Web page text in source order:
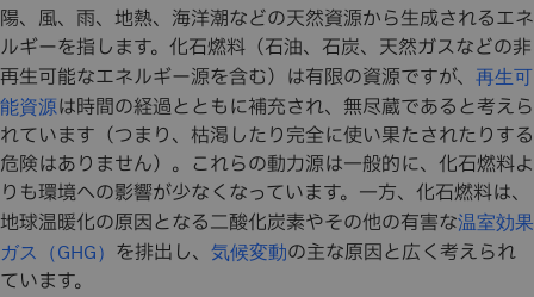
陽、風、雨、地熱、海洋潮などの天然資源から生成されるエネ
ルギーを指します。化石燃料（石油、石炭、天然ガスなどの非
再生可能なエネルギー源を含む）は有限の資源ですが、 再生可
能資源は時間の経過とともに補充され、無尽蔵であると考えら
れています（つまり、枯渇したり完全に使い果たされたりする
危険はありません）。これらの動力源は一般的に、化石燃料よ
りも環境への影響が少なくなっています。一方、化石燃料は、
地球温暖化の原因となる二酸化炭素やその他の有害な温室効果
ガス（GHG） を排出し、 気候変動の主な原因と広く考えられ
ています。